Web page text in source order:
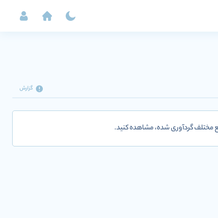
گزارش
مختلف گردآوری شده، مشاهده کنید.